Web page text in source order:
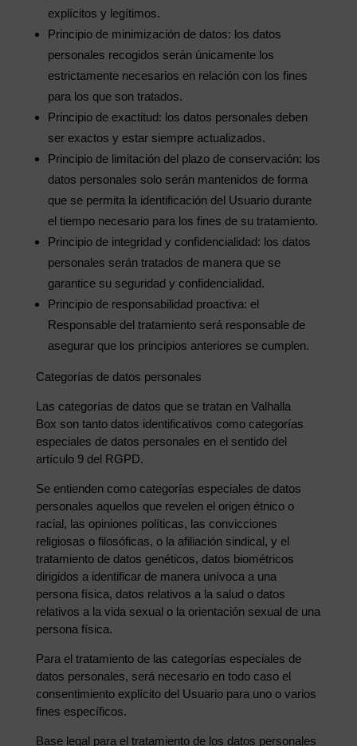
explícitos y legítimos.
Principio de minimización de datos: los datos
personales recogidos serán únicamente los
estrictamente necesarios en relación con los fines
para los que son tratados.
Principio de exactitud: los datos personales deben
ser exactos y estar siempre actualizados.
Principio de limitación del plazo de conservación: los
datos personales solo serán mantenidos de forma
que se permita la identificación del Usuario durante
el tiempo necesario para los fines de su tratamiento.
Principio de integridad y confidencialidad: los datos
personales serán tratados de manera que se
garantice su seguridad y confidencialidad.
Principio de responsabilidad proactiva: el
Responsable del tratamiento será responsable de
asegurar que los principios anteriores se cumplen.
Categorías de datos personales
Las categorías de datos que se tratan en Valhalla
Box son tanto datos identificativos como categorías
especiales de datos personales en el sentido del
artículo 9 del RGPD.
Se entienden como categorías especiales de datos
personales aquellos que revelen el origen étnico o
racial, las opiniones políticas, las convicciones
religiosas o filosóficas, o la afiliación sindical, y el
tratamiento de datos genéticos, datos biométricos
dirigidos a identificar de manera unívoca a una
persona física, datos relativos a la salud o datos
relativos a la vida sexual o la orientación sexual de una
persona física.
Para el tratamiento de las categorías especiales de
datos personales, será necesario en todo caso el
consentimiento explícito del Usuario para uno o varios
fines específicos.
Base legal para el tratamiento de los datos personales